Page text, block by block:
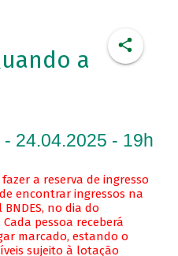
a
24.04.2025 - 19h
a reserva de ingresso
encontrar ingressos na
no dia do
pessoa receberá
marcado, estando o
sujeito à lotação